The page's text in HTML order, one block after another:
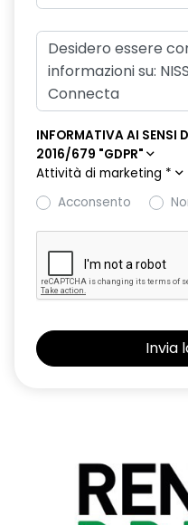
INFORMATIVA AI SENSI
2016/679 "GDPR"
Attività di marketing *
Acconsento